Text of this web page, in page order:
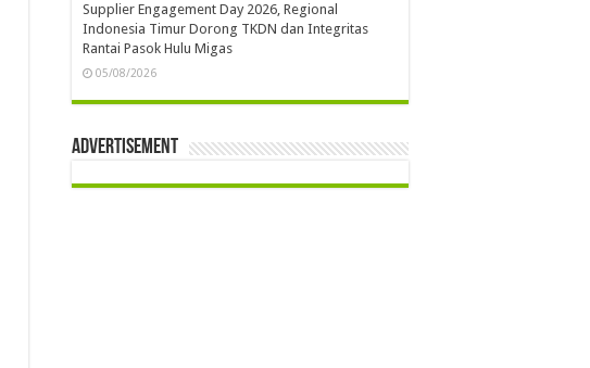
Supplier Engagement Day 2026, Regional
Indonesia Timur Dorong TKDN dan Integritas
Rantai Pasok Hulu Migas
05/08/2026
Advertisement